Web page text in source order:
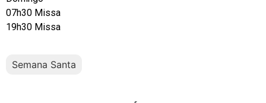
07h30 Missa
19h30 Missa
Semana Santa